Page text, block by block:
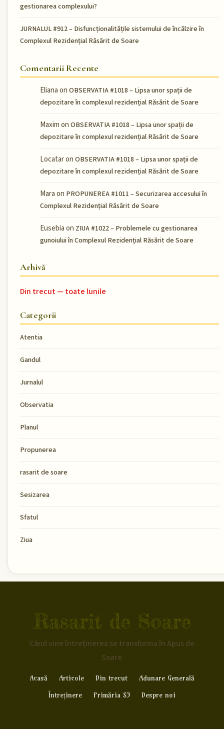
gestionarea complexului?
JURNALUL #912 – Disfuncționalitățile sistemului de încălzire în
Complexul Rezidențial Răsărit de Soare
Comentarii Recente
Elianaon OBSERVATIA #1018 – Lipsa unor spații de
depozitare în complexul rezidențial Răsărit de Soare
Maximon OBSERVATIA #1018 – Lipsa unor spații de
depozitare în complexul rezidențial Răsărit de Soare
Locataron OBSERVATIA #1018 – Lipsa unor spații de
depozitare în complexul rezidențial Răsărit de Soare
Maraon PROPUNEREA #1011 – Securizarea accesului în
Complexul Rezidențial Răsărit de Soare
Eusebiaon ZIUA #1022 – Problemele cu gestionarea
gunoiului în Complexul Rezidențial Răsărit de Soare
Arhivă
Din trecut — toate lunile
Categorii
Atentia
Gandul
Jurnalul
Observatia
Planul
Propunerea
rasarit de soare
Sesizarea
Sfatul
Ziua
Rasarit de Soare
Când vine întreținerea se transforma în Apus de
Soare
Acasă Articole Din trecut
Adunare Generală
Întreținere
Primăria S3 Despre noi